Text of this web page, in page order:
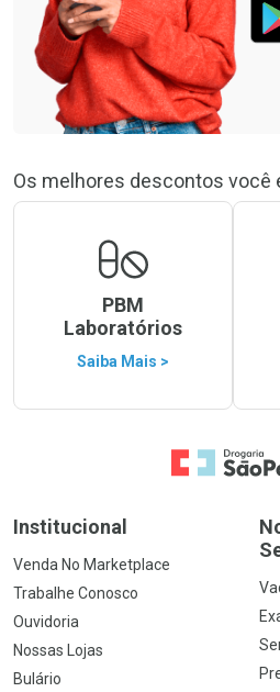
Os melhores descontos você
PBM
Laboratórios
Saiba Mais >
Ir para a Home
Institucional
Venda No Marketplace
Trabalhe Conosco
Ouvidoria
Nossas Lojas
Bulário